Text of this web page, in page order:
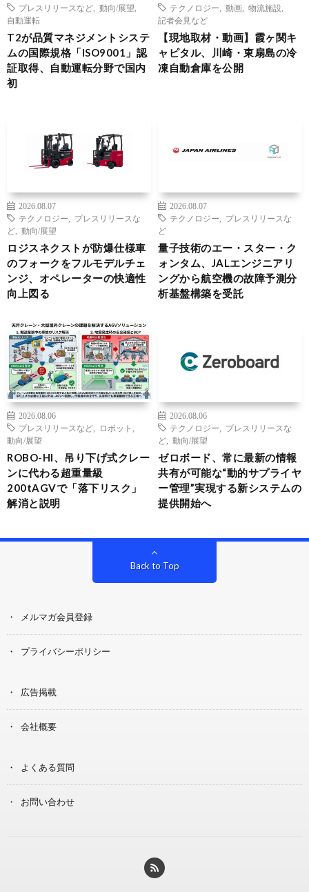
プレスリリースなど
動向/展望
自動運転
T2が品質マネジメントシステ
ムの国際規格「ISO9001」認
証取得、自動運転分野で国内
初
テクノロジー
動画 物流施設
記者会見など
【現地取材・動画】霞ヶ関キ
ャピタル、川崎・東扇島の冷
凍自動倉庫を公開
2026.08.07
テクノロジー
プレスリリースな
ど
動向/展望
ロジスネクストが防爆仕様車
のフォークをフルモデルチェ
ンジ、オペレーターの快適性
向上図る
2026.08.07
テクノロジー
プレスリリースな
ど
量子技術のエー・スター・ク
ォンタム、JALエンジニアリ
ングから航空機の故障予測分
析基盤構築を受託
2026.08.06
プレスリリースなど
ロボット
動向/展望
ROBO-HI、吊り下げ式クレー
ンに代わる超重量級
200tAGVで「落下リスク」
解消と説明
2026.08.06
テクノロジー
プレスリリースな
ど
動向/展望
ゼロボード、常に最新の情報
共有が可能な“動的サプライヤ
ー管理”実現する新システムの
提供開始へ
Back to Top
メルマガ会員登録
プライバシーポリシー
広告掲載
会社概要
よくある質問
お問い合わせ